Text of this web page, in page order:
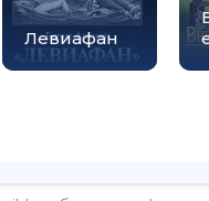
Левиафан